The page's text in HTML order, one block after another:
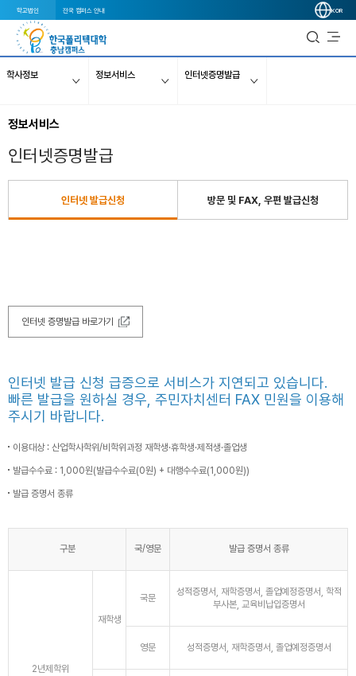
학교법인 전국 캠퍼스 안내 KOR
학사정보 정보서비스 인터넷증명발급
정보서비스
인터넷증명발급
인터넷 발급신청 방문 및 FAX, 우편 발급신청
인터넷 증명발급 바로가기
인터넷 발급 신청 급증으로 서비스가 지연되고 있습니다.
빠른 발급을 원하실 경우, 주민자치센터 FAX 민원을 이용해
주시기 바랍니다.
이용대상 : 산업학사학위/비학위과정 재학생·휴학생·제적생·졸업생
발급수수료 : 1,000원(발급수수료(0원) + 대행수수료(1,000원))
발급 증명서 종류
구분 국/영문 발급 증명서 종류
2년제학위
재학생
국문
성적증명서, 재학증명서, 졸업예정증명서, 학적
부사본, 교육비납입증명서
영문 성적증명서, 재학증명서, 졸업예정증명서